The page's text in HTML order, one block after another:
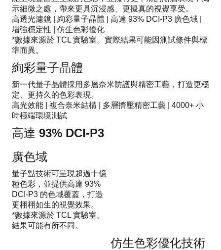
示細微之處，帶來更具沉浸感、更擬真的視覺享受。
高透光濾鏡 | 絢彩量子晶體 | 高達 93% DCI-P3 廣色域 |
增強穩定性 | 仿生色彩優化
*數據來源於 TCL 實驗室。實際結果可能因測試條件與標
準而異。
絢彩量子晶體
新一代量子晶體採用多層奈米防護與精密工藝，打造更穩
定、更持久的色彩表現。
高光效能 | 複合奈米結構 | 多層擠壓精密工藝 | 4000+ 小
時極端環境測試
高達 93% DCI-P3
廣色域
量子點技術可呈現超過十億
種色彩，並提供高達 93%
DCI-P3 的色域覆蓋，打造
更栩栩如生的視覺效果。
*數據來源於 TCL 實驗室。
結果可能有所不同。
仿生色彩優化技術